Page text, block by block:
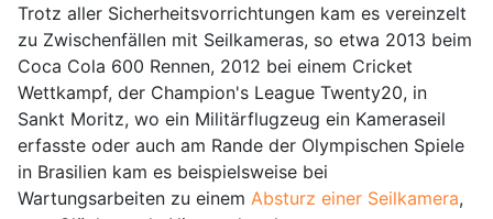
Trotz aller Sicherheitsvorrichtungen kam es vereinzelt
zu Zwischenfällen mit Seilkameras, so etwa 2013 beim
Coca Cola 600 Rennen, 2012 bei einem Cricket
Wettkampf, der Champion's League Twenty20, in
Sankt Moritz, wo ein Militärflugzeug ein Kameraseil
erfasste oder auch am Rande der Olympischen Spiele
in Brasilien kam es beispielsweise bei
Wartungsarbeiten zu einem Absturz einer Seilkamera,